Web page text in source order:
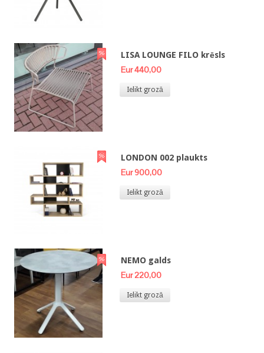
LISA LOUNGE FILO krēsls
Eur 440,00
Ielikt grozā
LONDON 002 plaukts
Eur 900,00
Ielikt grozā
NEMO galds
Eur 220,00
Ielikt grozā